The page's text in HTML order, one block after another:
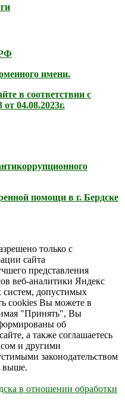
имени.
в соответствии с
04.08.2023г.
помощи в г. Бердске
только с
сайта
представления
веб-аналитики Яндекс
систем, допустимых
cookies Вы можете в
"Принять", Вы
об
а также соглашаетесь
и другими
законодательством
выше.
в отношении обработки